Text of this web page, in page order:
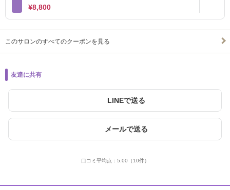
¥8,800
このサロンのすべてのクーポンを見る
友達に共有
LINEで送る
メールで送る
口コミ平均点： 5.00 （10件）